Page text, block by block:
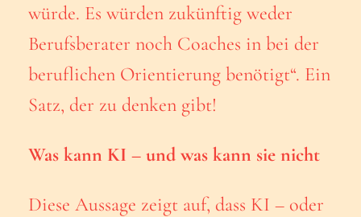
würde. Es würden zukünftig weder
Berufsberater noch Coaches in bei der
beruflichen Orientierung benötigt“. Ein
Satz, der zu denken gibt!
Was kann KI – und was kann sie nicht
Diese Aussage zeigt auf, dass KI – oder